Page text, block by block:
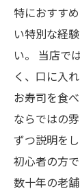
特におすす
い特別な経
い。 当店で
く、口に入
お寿司を食
ならではの
ずつ説明を
初心者の方
数十年の老